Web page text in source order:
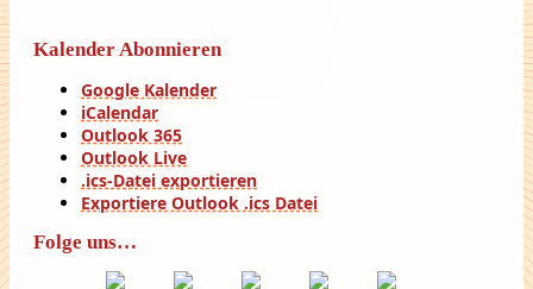
Kalender Abonnieren
Google Kalender
iCalendar
Outlook 365
Outlook Live
.ics-Datei exportieren
Exportiere Outlook .ics Datei
Folge uns…